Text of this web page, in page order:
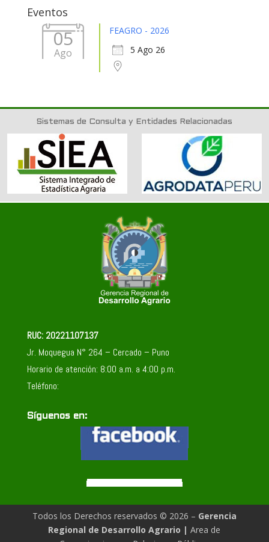
Eventos
05
Ago
FEAGRO - 2026
5 Ago 26
Sistemas de Consulta y Entidades Relacionadas
RUC: 20221107137
Jr. Moquegua N° 264 – Cercado – Puno
Horario de atención: 8:00 a.m. a 4:00 p.m.
Teléfono:
Síguenos en:
Todos los Derechos reservados © 2026 – Gerencia
Regional de Desarrollo Agrario | Area de